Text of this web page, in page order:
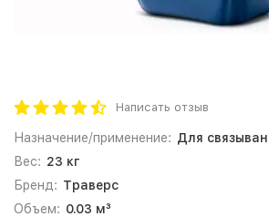
Написать отзыв
Назначение/применение: Для
Вес: 23 кг
Бренд: Траверс
Объем: 0.03 м³